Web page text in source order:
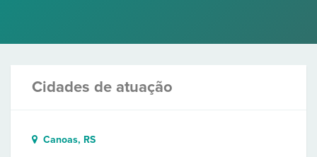
Cidades de atuação
Canoas, RS